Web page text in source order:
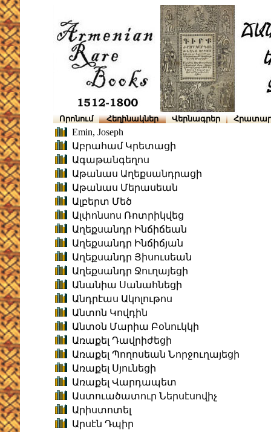
Որոնում Հեղինակներ Վերնագրեր
Emin, Joseph
Աբրահամ Կրետացի
Ագաթանգեղոս
Աթանաս Աղեքսանդրացի
Աթանաս Մերասեան
Ալբերտ Մեծ
Ալփոնսոս Ռոտրիկվեց
Աղեքսանդր Ինճիճեան
Աղեքսանդր Ինճիճյան
Աղեքսանդր Յիսուսեան
Աղեքսանդր Ջուղայեցի
Անանիա Սանահնեցի
Անդրէաս Ակոլութոս
Անտոն Կովդին
Անտօն Մարիա Բօնուկկի
Առաքել Դավրիժեցի
Առաքել Պողոսեան Նորջուղայեցի
Առաքել Սյունեցի
Առաքել Վարդապետ
Աստուածատուր Ներսէսովիչ
Արիստոտել
Արսէն Դպիր